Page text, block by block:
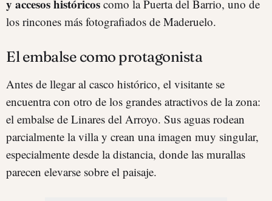
y accesos históricos como la Puerta del Barrio, uno de
los rincones más fotografiados de Maderuelo.
El embalse como protagonista
Antes de llegar al casco histórico, el visitante se
encuentra con otro de los grandes atractivos de la zona:
el embalse de Linares del Arroyo. Sus aguas rodean
parcialmente la villa y crean una imagen muy singular,
especialmente desde la distancia, donde las murallas
parecen elevarse sobre el paisaje.